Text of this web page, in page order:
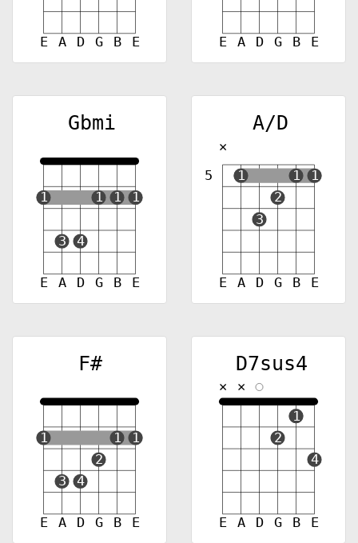
E A D G B E E A D G B E
Gbmi
E A D G B E
1
3 4
1 1 1
A/D
5
E A D G B E
✕
1
3
2
1 1
F#
E A D G B E
1
3 4
2
1 1
D7sus4
E A D G B E
✕ ✕
2
1
4